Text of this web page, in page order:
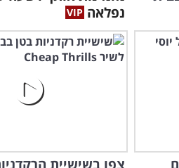
נפלאה